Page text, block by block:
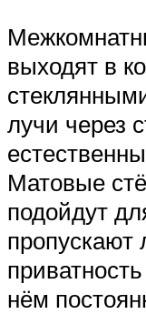
выходят в
лучи через
Матовые
подойдут
пропускают
нём